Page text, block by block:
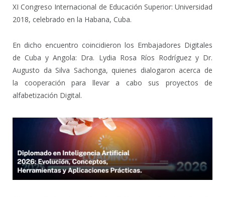
XI Congreso Internacional de Educación Superior: Universidad
2018, celebrado en la Habana, Cuba.
En dicho encuentro coincidieron los Embajadores Digitales
de Cuba y Angola: Dra. Lydia Rosa Ríos Rodríguez y Dr.
Augusto da Silva Sachonga, quienes dialogaron acerca de
la cooperación para llevar a cabo sus proyectos de
alfabetización Digital.